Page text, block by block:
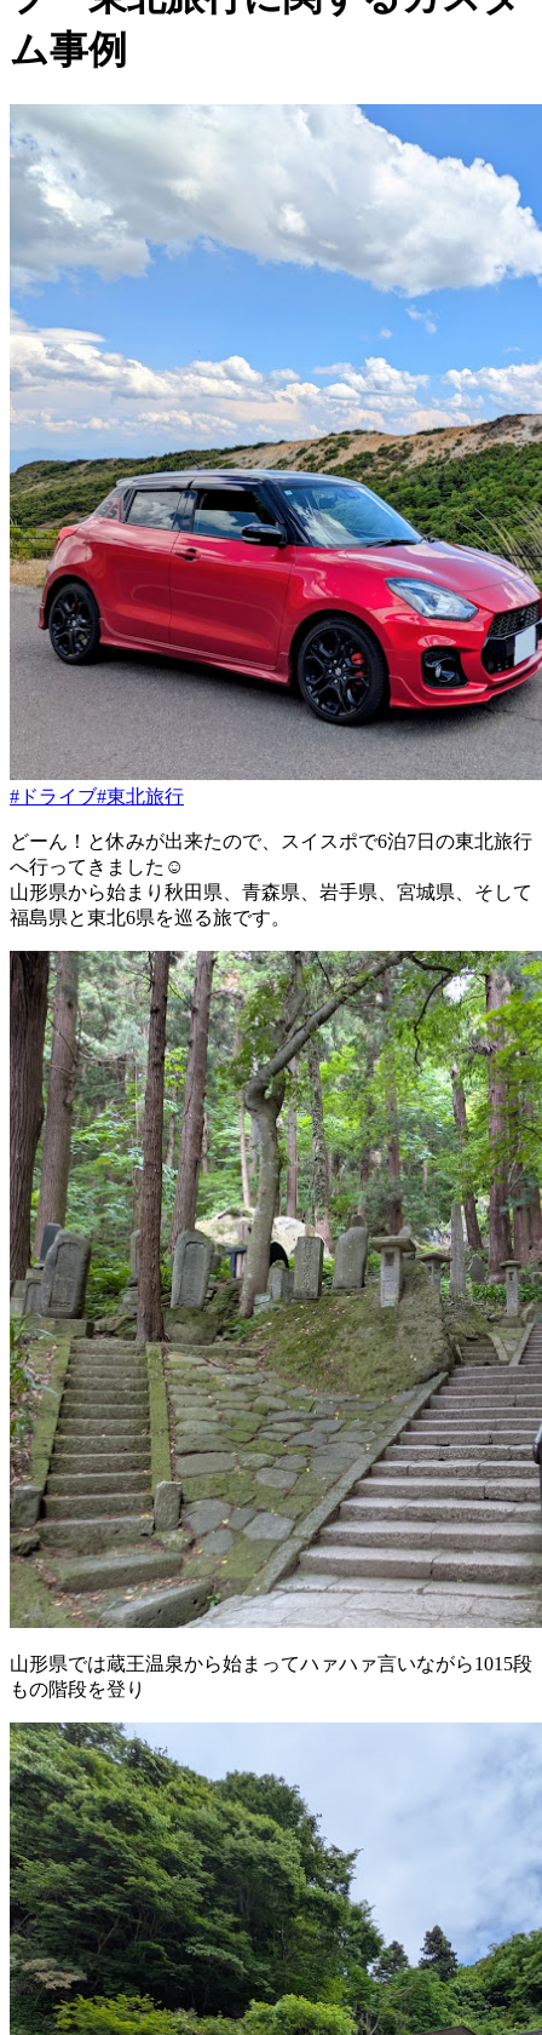
ム事例
#ドライブ#東北旅行
どーん！と休みが出来たので、スイスポで6泊7日の東北旅行
へ行ってきました☺️
山形県から始まり秋田県、青森県、岩手県、宮城県、そして
福島県と東北6県を巡る旅です。
山形県では蔵王温泉から始まってハァハァ言いながら1015段
もの階段を登り